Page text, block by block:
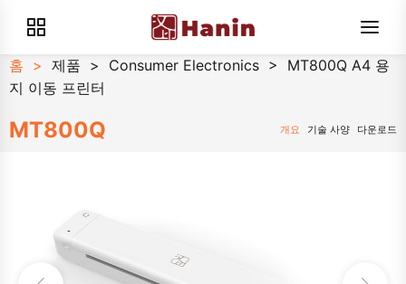
홈 > 제품 > Consumer Electronics >
MT800Q A4 용
지 이동 프린터
MT800Q 개요 기술 사양 다운로드